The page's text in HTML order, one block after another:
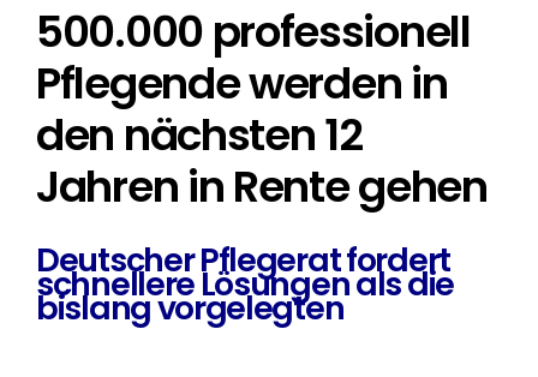
500.000 professionell
Pflegende werden in
den nächsten 12
Jahren in Rente gehen
Deutscher Pflegerat fordert
schnellere Lösungen als die
bislang vorgelegten